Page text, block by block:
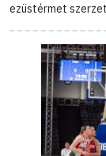
ezüstérmet